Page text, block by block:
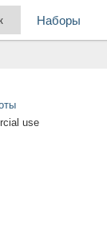
Наборы
use